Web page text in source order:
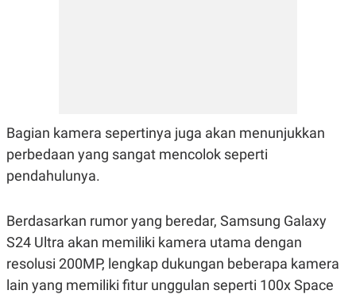
Bagian kamera sepertinya juga akan menunjukkan
perbedaan yang sangat mencolok seperti
pendahulunya.
Berdasarkan rumor yang beredar, Samsung Galaxy
S24 Ultra akan memiliki kamera utama dengan
resolusi 200MP, lengkap dukungan beberapa kamera
lain yang memiliki fitur unggulan seperti 100x Space